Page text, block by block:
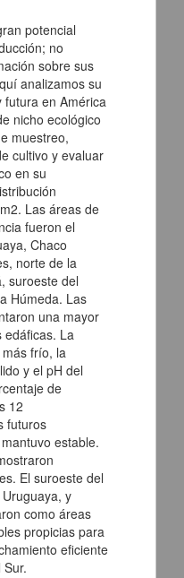
acuosos de fruto
asianum
Leyva, Beatriz;
- Facultad de Estudios
potencial
no
sobre sus
analizamos su
futura en América
nicho ecológico
muestreo,
cultivo y evaluar
en su
Las áreas de
fueron el
Chaco
norte de la
suroeste del
Húmeda. Las
una mayor
edáficas. La
frío, la
y el pH del
de
12
futuros
estable.
El suroeste del
y
como áreas
propicias para
eficiente